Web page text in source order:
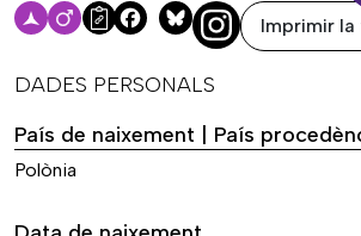
Facebook
Bluesky Imprimir la
DADES PERSONALS
País de naixement | País
Polònia